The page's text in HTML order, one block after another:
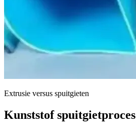
Extrusie versus spuitgieten
Kunststof spuitgietproces